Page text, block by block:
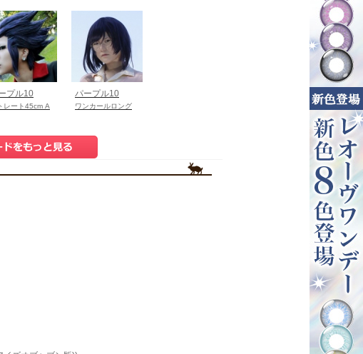
プル10
レート45cm A
パープル10
ワンカールロング